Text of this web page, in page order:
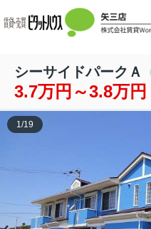
シーサイドパークＡ
3.7万円～3.8万円
1/19